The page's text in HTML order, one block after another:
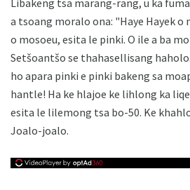
Libakeng tsa marang-rang, u ka
a tsoang moralo ona: "Haye Hayek
o mosoeu, esita le pinki. O ile a ba
Setšoantšo se thahasellisang
ho apara pinki e pinki bakeng sa
hantle! Ha ke hlajoe ke lihlong ka
esita le lilemong tsa bo-50. Ke
Joalo-joalo.